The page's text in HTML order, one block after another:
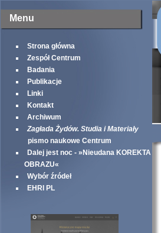
Menu
Strona główna
Zespół Centrum
Badania
Publikacje
Linki
Kontakt
Archiwum
Zagłada Żydów. Studia i Materiały
pismo naukowe Centrum
Dalej jest noc - »Nieudana KOREKTA
OBRAZU«
Wybór źródeł
EHRI PL